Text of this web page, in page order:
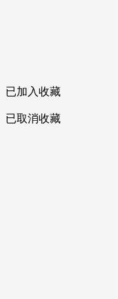
已加入收藏
已取消收藏